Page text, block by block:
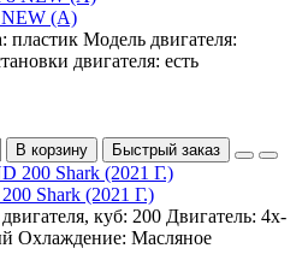
NEW (A)
пластик Модель двигателя:
двигателя: есть
В корзину Быстрый заказ
Shark (2021 Г.)
куб: 200 Двигатель: 4x-
Охлаждение: Масляное